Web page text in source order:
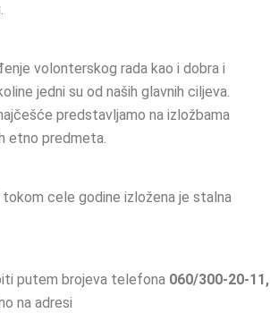
volonterskog rada kao i dobra i
jedni su od naših glavnih ciljeva.
predstavljamo na izložbama
etno predmeta.
tokom cele godine izložena je stalna
putem brojeva telefona 060/300-20-11,
na adresi